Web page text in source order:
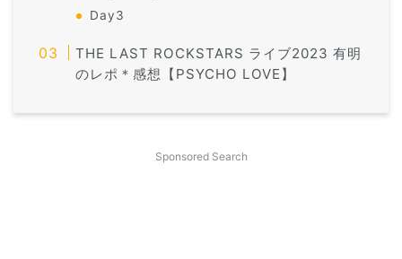
Day3
THE LAST ROCKSTARS ライブ2023 有明
のレポ＊感想【PSYCHO LOVE】
Sponsored Search